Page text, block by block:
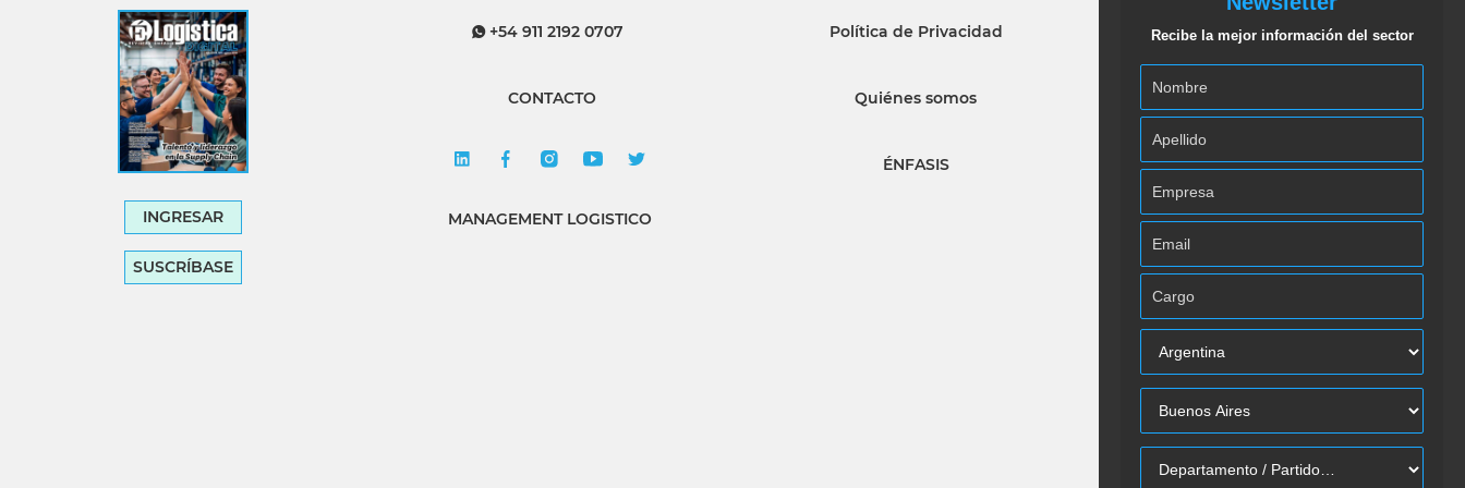
INGRESAR
SUSCRÍBASE
+54 911 2192 0707
CONTACTO
MANAGEMENT LOGISTICO
Política de Privacidad
Quiénes somos
ÉNFASIS
Recibe la mejor información del sector